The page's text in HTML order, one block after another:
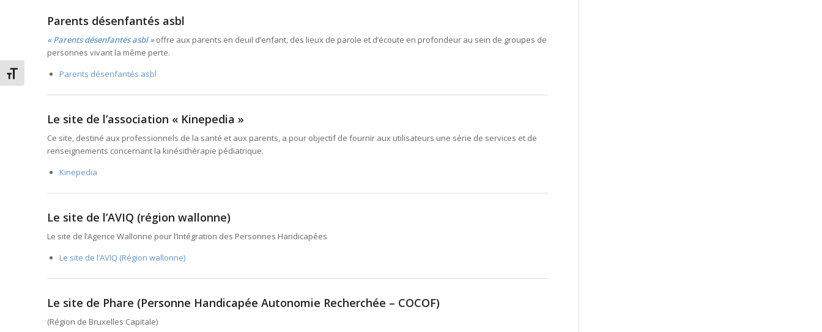
Changer la taille de la police
Parents désenfantés asbl
« Parents désenfantés asbl »offre aux parents en deuil d’enfant, des lieux de parole et d’écoute en profondeur au sein de groupes de
personnes vivant la même perte.
Parents désenfantés asbl
Le site de l’association « Kinepedia »
Ce site, destiné aux professionnels de la santé et aux parents, a pour objectif de fournir aux utilisateurs une série de services et de
renseignements concernant la kinésithérapie pédiatrique.
Kinepedia
Le site de l’AVIQ (région wallonne)
Le site de l’Agence Wallonne pour l’Intégration des Personnes Handicapées
Le site de l’AVIQ (Région wallonne)
Le site de Phare (Personne Handicapée Autonomie Recherchée – COCOF)
(Région de Bruxelles Capitale)